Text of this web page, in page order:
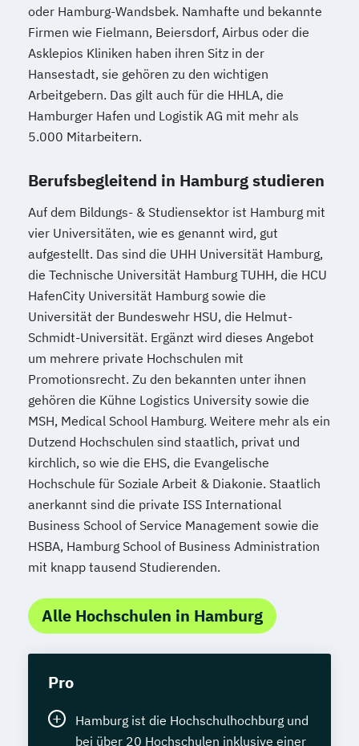
oder Hamburg-Wandsbek. Namhafte und bekannte
Firmen wie Fielmann, Beiersdorf, Airbus oder die
Asklepios Kliniken haben ihren Sitz in der
Hansestadt, sie gehören zu den wichtigen
Arbeitgebern. Das gilt auch für die HHLA, die
Hamburger Hafen und Logistik AG mit mehr als
5.000 Mitarbeitern.
Berufsbegleitend in Hamburg studieren
Auf dem Bildungs- & Studiensektor ist Hamburg mit
vier Universitäten, wie es genannt wird, gut
aufgestellt. Das sind die UHH Universität Hamburg,
die Technische Universität Hamburg TUHH, die HCU
HafenCity Universität Hamburg sowie die
Universität der Bundeswehr HSU, die Helmut-
Schmidt-Universität. Ergänzt wird dieses Angebot
um mehrere private Hochschulen mit
Promotionsrecht. Zu den bekannten unter ihnen
gehören die Kühne Logistics University sowie die
MSH, Medical School Hamburg. Weitere mehr als ein
Dutzend Hochschulen sind staatlich, privat und
kirchlich, so wie die EHS, die Evangelische
Hochschule für Soziale Arbeit & Diakonie. Staatlich
anerkannt sind die private ISS International
Business School of Service Management sowie die
HSBA, Hamburg School of Business Administration
mit knapp tausend Studierenden.
Alle Hochschulen in Hamburg
Pro
Hamburg ist die Hochschulhochburg und
bei über 20 Hochschulen inklusive einer